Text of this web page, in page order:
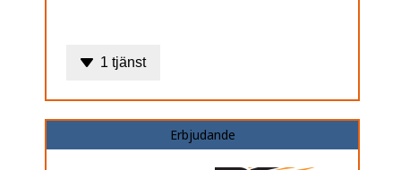
1 tjänst
Erbjudande